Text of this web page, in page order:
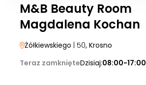
M&B Beauty Room
Magdalena Kochan
Żółkiewskiego | 50, Krosno
Teraz zamknięteDzisiaj:08:00-17:00